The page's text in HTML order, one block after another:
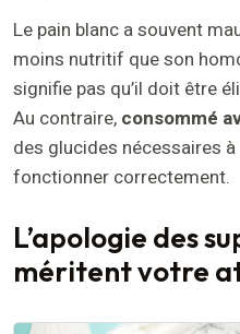
Le pain blanc a souvent
moins nutritif que son
signifie pas qu’il doit être
Au contraire, consommé
des glucides nécessaires
fonctionner correctement.
L’apologie des
méritent votre